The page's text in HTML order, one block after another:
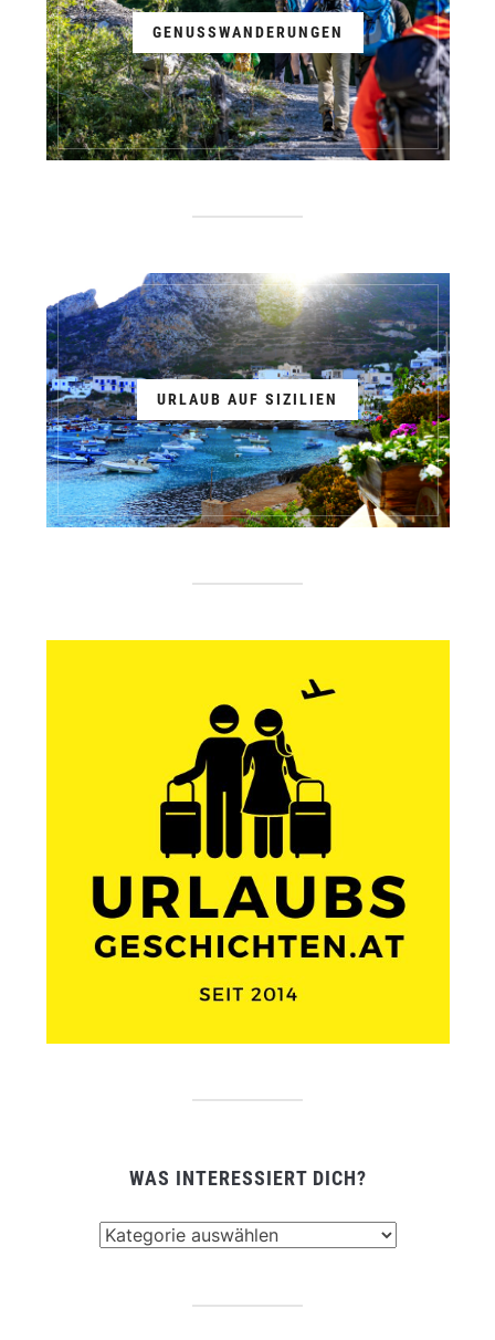
GENUSSWANDERUNGEN
URLAUB AUF SIZILIEN
WAS INTERESSIERT DICH?